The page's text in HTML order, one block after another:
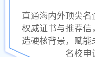
直通海内外顶尖名
权威证书与推荐信
造硬核背景，赋能
名校申